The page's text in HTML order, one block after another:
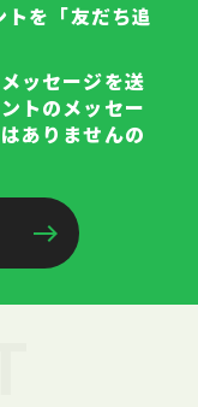
を「友だち追
ッセージを送
トのメッセー
ありませんの